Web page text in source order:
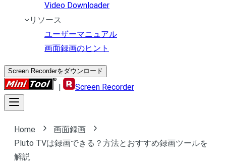
Video Downloader
リソース
ユーザーマニュアル
画面録画のヒント
Screen Recorderをダウンロード
| Screen Recorder
Home
画面録画
Pluto TVは録画できる？方法とおすすめ録画ツールを
解説